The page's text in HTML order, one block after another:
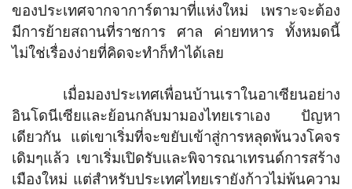
ของประเทศจากจาการ์ตามาที่แห่งใหม่ เพราะจะต้อง
มีการย้ายสถานที่ราชการ ศาล ค่ายทหาร ทั้งหมดนี้
ไม่ใช่เรื่องง่ายที่คิดจะทำก็ทำได้เลย
เมื่อมองประเทศเพื่อนบ้านเราในอาเซียนอย่าง
อินโดนีเซียและย้อนกลับมามองไทยเราเอง ปัญหา
เดียวกัน แต่เขาเริ่มที่จะขยับเข้าสู่การหลุดพ้นวงโคจร
เดิมๆแล้ว เขาเริ่มเปิดรับและพิจารณาเทรนด์การสร้าง
เมืองใหม่ แต่สำหรับประเทศไทยเรายังก้าวไม่พ้นความ